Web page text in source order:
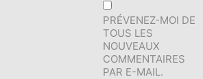
PRÉVENEZ-MOI DE
TOUS LES
NOUVEAUX
COMMENTAIRES
PAR E-MAIL.